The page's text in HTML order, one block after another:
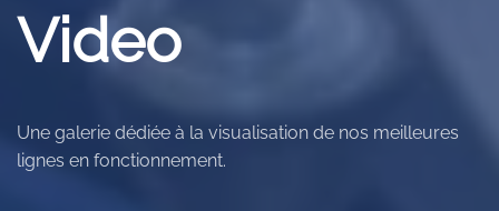
Video
Une galerie dédiée à la visualisation de nos meilleures
lignes en fonctionnement.